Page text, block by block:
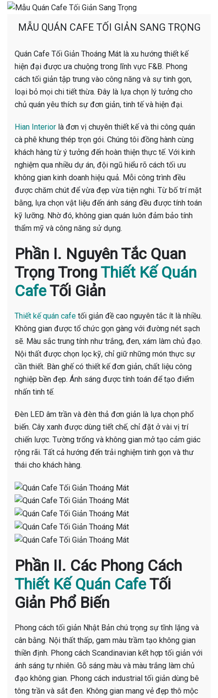
MẪU QUÁN CAFE TỐI GIẢN SANG TRỌNG
Quán Cafe Tối Giản Thoáng Mát là xu hướng thiết kế
hiện đại được ưa chuộng trong lĩnh vực F&B. Phong
cách tối giản tập trung vào công năng và sự tinh gọn,
loại bỏ mọi chi tiết thừa. Đây là lựa chọn lý tưởng cho
chủ quán yêu thích sự đơn giản, tinh tế và hiện đại.
Hian Interior là đơn vị chuyên thiết kế và thi công quán
cà phê khung thép trọn gói. Chúng tôi đồng hành cùng
khách hàng từ ý tưởng đến hoàn thiện thực tế. Với kinh
nghiệm qua nhiều dự án, đội ngũ hiểu rõ cách tối ưu
không gian kinh doanh hiệu quả. Mỗi công trình đều
được chăm chút để vừa đẹp vừa tiện nghi. Từ bố trí mặt
bằng, lựa chọn vật liệu đến ánh sáng đều được tính toán
kỹ lưỡng. Nhờ đó, không gian quán luôn đảm bảo tính
thẩm mỹ và công năng sử dụng.
Phần I. Nguyên Tắc Quan
Trọng TrongThiết Kế Quán
CafeTối Giản
Thiết kế quán cafe tối giản đề cao nguyên tắc ít là nhiều.
Không gian được tổ chức gọn gàng với đường nét sạch
sẽ. Màu sắc trung tính như trắng, đen, xám làm chủ đạo.
Nội thất được chọn lọc kỹ, chỉ giữ những món thực sự
cần thiết. Bàn ghế có thiết kế đơn giản, chất liệu công
nghiệp bền đẹp. Ánh sáng được tính toán để tạo điểm
nhấn tinh tế.
Đèn LED âm trần và đèn thả đơn giản là lựa chọn phổ
biến. Cây xanh được dùng tiết chế, chỉ đặt ở vài vị trí
chiến lược. Tường trống và không gian mở tạo cảm giác
rộng rãi. Tất cả hướng đến trải nghiệm tinh gọn và thư
thái cho khách hàng.
Phần II. Các Phong Cách
Thiết Kế Quán CafeTối
Giản Phổ Biến
Phong cách tối giản Nhật Bản chú trọng sự tĩnh lặng và
cân bằng. Nội thất thấp, gam màu trầm tạo không gian
thiền định. Phong cách Scandinavian kết hợp tối giản với
ánh sáng tự nhiên. Gỗ sáng màu và màu trắng làm chủ
đạo không gian. Phong cách industrial tối giản dùng bê
tông trần và sắt đen. Không gian mang vẻ đẹp thô mộc